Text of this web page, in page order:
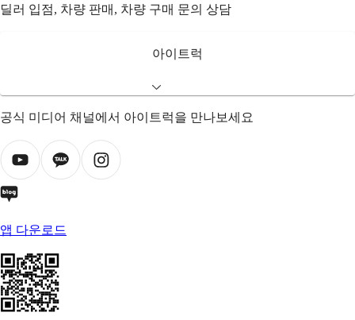
딜러 입점, 차량 판매, 차량 구매 문의 상담
아이트럭
공식 미디어 채널에서 아이트럭을 만나보세요
앱 다운로드